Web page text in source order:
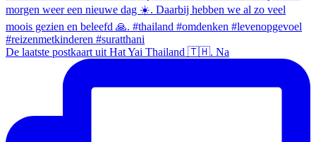
De laatste postkaart uit Hat Yai Thailand 🇹🇭. Na